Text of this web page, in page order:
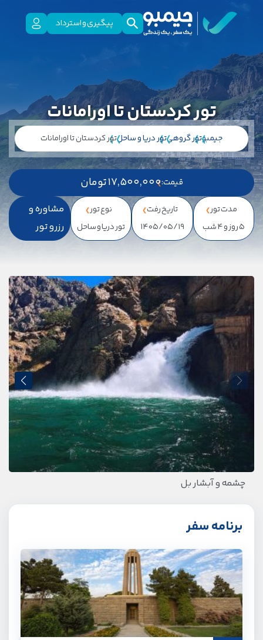
پیگیری و استرداد
تور کردستان تا اورامانات
جیمبوتور گروهیتور دریا و ساحلتور کردستان تا اورامانات
قیمت:17,500,000 تومان
مدت تور
5 روز و 4 شب
تاریخ رفت
1405/05/19
نوع تور
تور دریا و ساحل
مشاوره و
رزرو تور
چشمه و آبشار بل
برنامه سفر